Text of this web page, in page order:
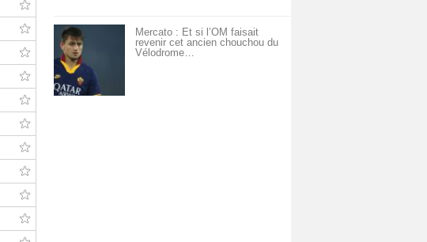
Mercato : Et si l’OM faisait
revenir cet ancien chouchou du
Vélodrome…